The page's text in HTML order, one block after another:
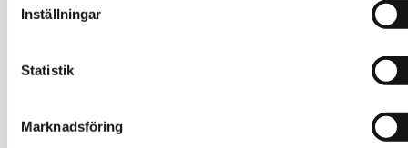
Inställningar
Statistik
Marknadsföring
Tapiola 208-406-5-232
Kalajoki